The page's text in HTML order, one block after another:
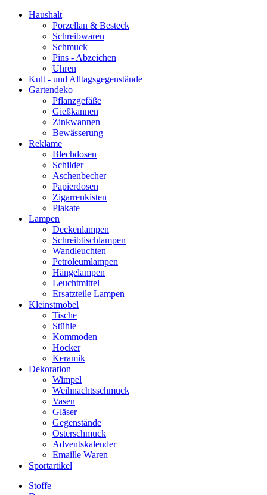
Haushalt
Porzellan & Besteck
Schreibwaren
Schmuck
Pins - Abzeichen
Uhren
Kult - und Alltagsgegenstände
Gartendeko
Pflanzgefäße
Gießkannen
Zinkwannen
Bewässerung
Reklame
Blechdosen
Schilder
Aschenbecher
Papierdosen
Zigarrenkisten
Plakate
Lampen
Deckenlampen
Schreibtischlampen
Wandleuchten
Petroleumlampen
Hängelampen
Leuchtmittel
Ersatzteile Lampen
Kleinstmöbel
Tische
Stühle
Kommoden
Hocker
Keramik
Dekoration
Wimpel
Weihnachtsschmuck
Vasen
Gläser
Gegenstände
Osterschmuck
Adventskalender
Emaille Waren
Sportartikel
Stoffe